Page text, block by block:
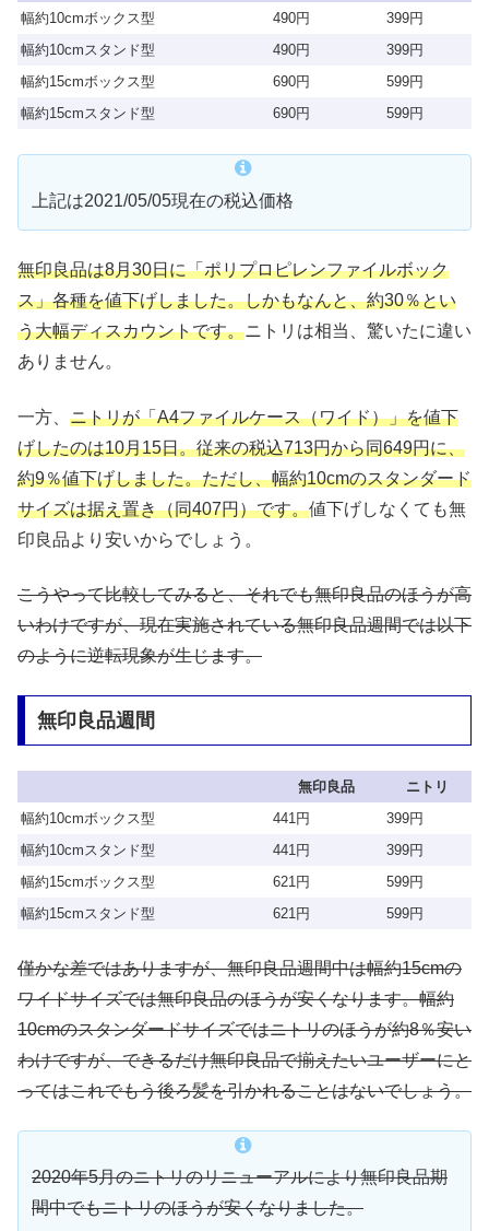
幅約10cmボックス型
490円
399円
幅約10cmスタンド型
490円
399円
幅約15cmボックス型
690円
599円
幅約15cmスタンド型
690円 599円
上記は2021/05/05現在の税込価格
無印良品は8月30日に「ポリプロピレンファイルボック
ス」各種を値下げしました。しかもなんと、約30％とい
う大幅ディスカウントです。ニトリは相当、驚いたに違い
ありません。
一方、 ニトリが「A4ファイルケース（ワイド）」を値下
げしたのは10月15日。従来の税込713円から同649円に、
約9％値下げしました。ただし、幅約10cmのスタンダード
サイズは据え置き（同407円）です。値下げしなくても無
印良品より安いからでしょう。
こうやって比較してみると、それでも無印良品のほうが高
いわけですが、現在実施されている無印良品週間では以下
のように逆転現象が生じます。
無印良品週間
無印良品
ニトリ
幅約10cmボックス型
441円
399円
幅約10cmスタンド型
441円
399円
幅約15cmボックス型
621円
599円
幅約15cmスタンド型
621円 599円
僅かな差ではありますが、無印良品週間中は幅約15cmの
ワイドサイズでは無印良品のほうが安くなります。幅約
10cmのスタンダードサイズではニトリのほうが約8％安い
わけですが、できるだけ無印良品で揃えたいユーザーにと
ってはこれでもう後ろ髪を引かれることはないでしょう。
2020年5月のニトリのリニューアルにより無印良品期
間中でもニトリのほうが安くなりました。